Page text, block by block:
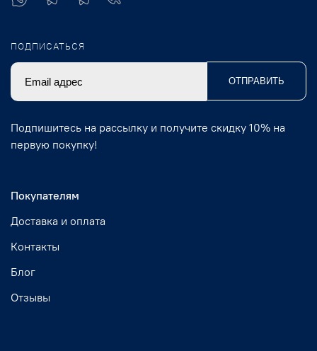
Покупателям
Доставка и оплата
Контакты
Блог
Отзывы
ПОДПИСАТЬСЯ
ОТПРАВИТЬ
Подпишитесь на рассылку и получите скидку 10% на
первую покупку!